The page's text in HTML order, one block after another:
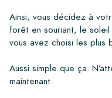
Ainsi, vous décidez à
forêt en souriant, le
vous avez choisi les plus
Aussi simple que ça.
maintenant.